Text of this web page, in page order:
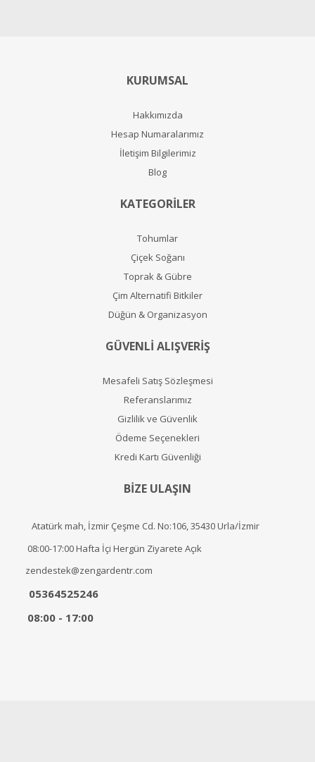
KURUMSAL
Hakkımızda
Hesap Numaralarımız
İletişim Bilgilerimiz
Blog
KATEGORİLER
Tohumlar
Çiçek Soğanı
Toprak & Gübre
Çim Alternatifi Bitkiler
Düğün & Organizasyon
GÜVENLİ ALIŞVERİŞ
Mesafeli Satış Sözleşmesi
Referanslarımız
Gizlilik ve Güvenlik
Ödeme Seçenekleri
Kredi Kartı Güvenliği
BİZE ULAŞIN
Atatürk mah, İzmir Çeşme Cd. No:106, 35430 Urla/İzmir
08:00-17:00 Hafta İçi Hergün Ziyarete Açık
zendestek@zengardentr.com
05364525246
08:00 - 17:00